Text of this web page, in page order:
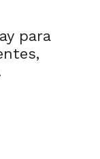
para